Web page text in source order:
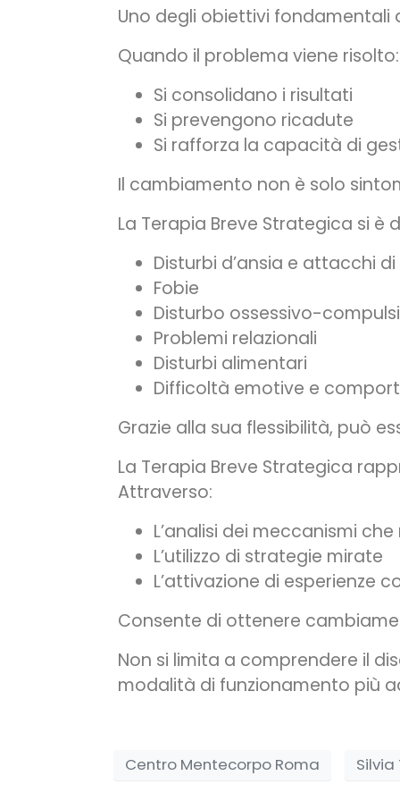
Uno degli obiettivi fondamentali
Quando il problema viene risolto:
Si consolidano i risultati
Si prevengono ricadute
Si rafforza la capacità di
Il cambiamento non è solo
La Terapia Breve Strategica si
Disturbi d’ansia e attacchi
Fobie
Disturbo ossessivo-
Problemi relazionali
Disturbi alimentari
Difficoltà emotive e
Grazie alla sua flessibilità, può
La Terapia Breve Strategica
Attraverso:
L’analisi dei meccanismi
L’utilizzo di strategie mirate
L’attivazione di esperienze
Consente di ottenere
Non si limita a comprendere il
modalità di funzionamento più
Centro Mentecorpo Roma Silvia